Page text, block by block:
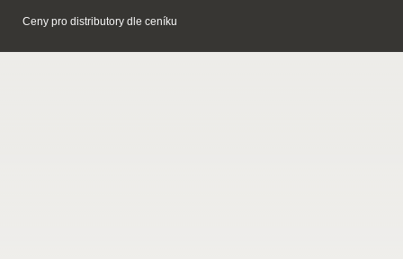
Ceny pro distributory dle ceníku